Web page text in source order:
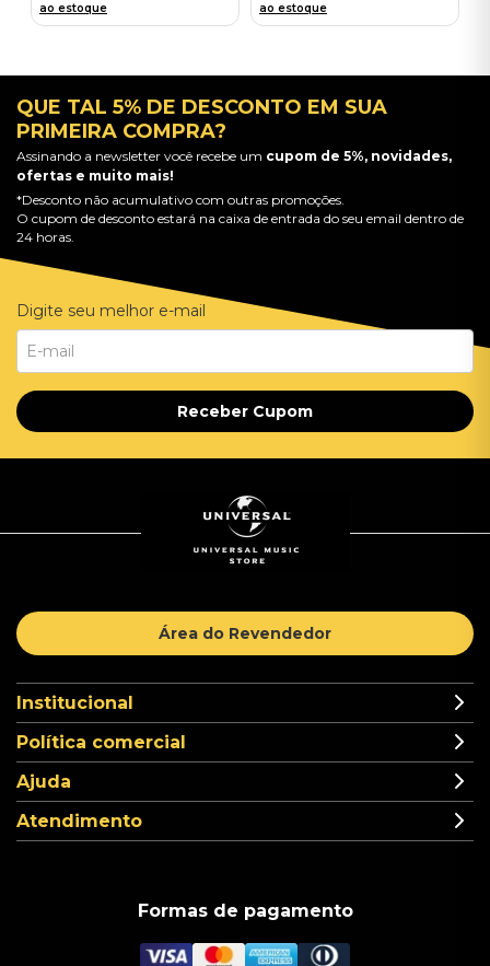
ao estoque
ao estoque
QUE TAL 5% DE DESCONTO EM SUA
PRIMEIRA COMPRA?
Assinando a newsletter você recebe um cupom de 5%, novidades,
ofertas e muito mais!
*Desconto não acumulativo com outras promoções.
O cupom de desconto estará na caixa de entrada do seu email dentro de
24 horas.
Digite seu melhor e-mail
Receber Cupom
Área do Revendedor
Institucional
Política comercial
Ajuda
Atendimento
Formas de pagamento